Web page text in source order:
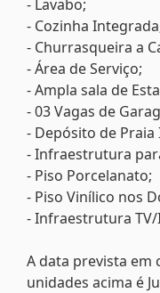
- Lavabo;
- Cozinha
- Churrasqueira a
- Área de Serviço;
- Ampla sala de
- 03 Vagas de
- Depósito de Praia
- Infraestrutura
- Piso Porcelanato;
- Piso Vinílico nos
- Infraestrutura
A data prevista em
unidades acima é